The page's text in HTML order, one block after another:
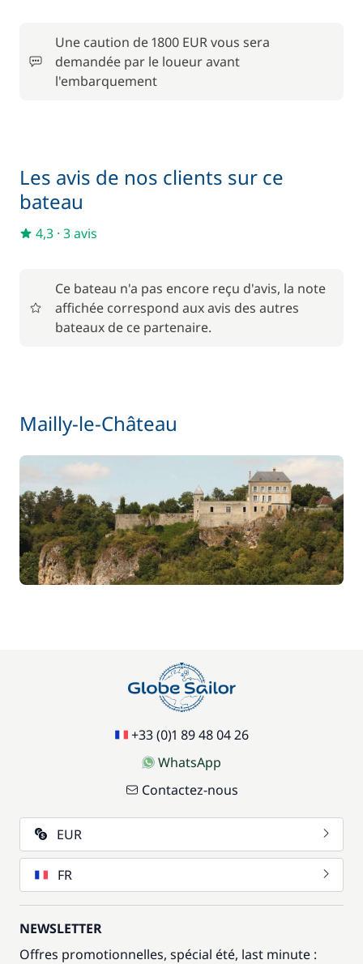
Parking Voitures
Une caution de 1800 EUR vous sera
demandée par le loueur avant
l'embarquement
Les avis de nos clients sur ce
bateau
4,3 · 3 avis
Ce bateau n'a pas encore reçu d'avis, la note
affichée correspond aux avis des autres
bateaux de ce partenaire.
Mailly-le-Château
+33 (0)1 89 48 04 26
WhatsApp
Contactez-nous
EUR
FR
NEWSLETTER
Offres promotionnelles, spécial été, last minute :